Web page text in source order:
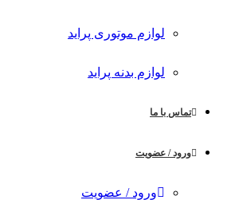
لوازم موتوری پراید
لوازم بدنه پراید
تماس با ما
ورود / عضویت
ورود / عضویت